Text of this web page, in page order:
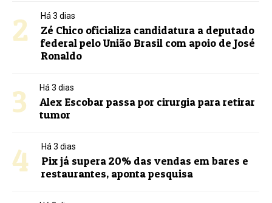
2 Há 3 dias
Zé Chico oficializa candidatura a deputado
federal pelo União Brasil com apoio de José
Ronaldo
3 Há 3 dias
Alex Escobar passa por cirurgia para retirar
tumor
4 Há 3 dias
Pix já supera 20% das vendas em bares e
restaurantes, aponta pesquisa